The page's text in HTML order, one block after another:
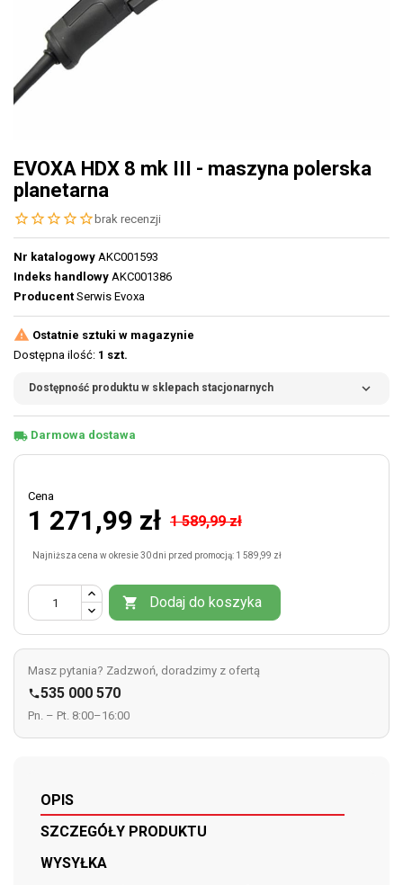
EVOXA HDX 8 mk III - maszyna polerska
planetarna
star_border star_border star_border star_border star_borderbrak recenzji
Nr katalogowy AKC001593
Indeks handlowy AKC001386
Producent Serwis Evoxa
 Ostatnie sztuki w magazynie
Dostępna ilość: 1 szt.
Dostępność produktu w sklepach stacjonarnych expand_more
local_shipping Darmowa dostawa
Cena
1 271,99 zł 1 589,99 zł
Najniższa cena w okresie 30 dni przed promocją: 1 589,99 zł
 Dodaj do koszyka
Masz pytania? Zadzwoń, doradzimy z ofertą
535 000 570
Pn. – Pt. 8:00–16:00
OPIS
SZCZEGÓŁY PRODUKTU
WYSYŁKA